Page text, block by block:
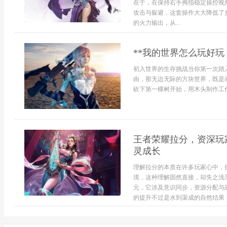
在于，在保持右手拇指稳定操控
攻击与躲避，这套操作大大降低
的火力输出，从...
**我的世界怎么玩好
初入世界的生存挑战当你第一次
由，那无边无际的方块世界，既
砍下第一棵树开始，用木头制作工
王者荣耀拉分，资深
灵成长
理解拉分的本质在许多玩家心中
境，这种理解固然直接，却失之
元，它涉及意识同步，资源分配
的提升不过是水到渠成的自然结果